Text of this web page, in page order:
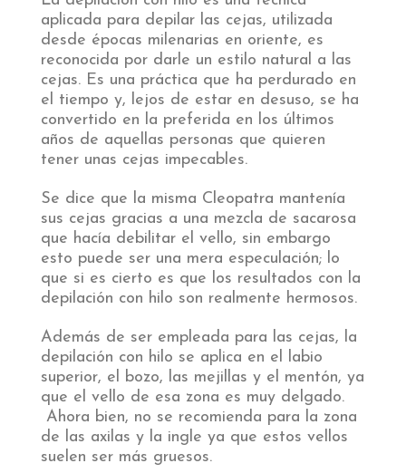
aplicada para depilar las cejas, utilizada
desde épocas milenarias en oriente, es
reconocida por darle un estilo natural a las
cejas. Es una práctica que ha perdurado en
el tiempo y, lejos de estar en desuso, se ha
convertido en la preferida en los últimos
años de aquellas personas que quieren
tener unas cejas impecables.
Se dice que la misma Cleopatra mantenía
sus cejas gracias a una mezcla de sacarosa
que hacía debilitar el vello, sin embargo
esto puede ser una mera especulación; lo
que si es cierto es que los resultados con la
depilación con hilo son realmente hermosos.
Además de ser empleada para las cejas, la
depilación con hilo se aplica en el labio
superior, el bozo, las mejillas y el mentón, ya
que el vello de esa zona es muy delgado.
Ahora bien, no se recomienda para la zona
de las axilas y la ingle ya que estos vellos
suelen ser más gruesos.